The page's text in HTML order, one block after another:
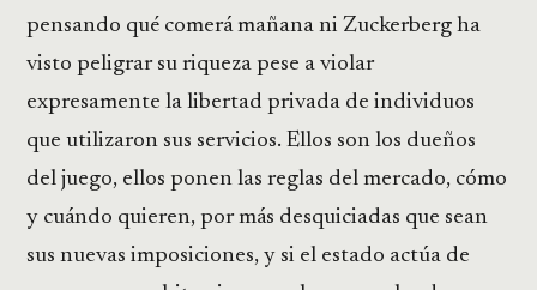
pensando qué comerá mañana ni Zuckerberg ha
visto peligrar su riqueza pese a violar
expresamente la libertad privada de individuos
que utilizaron sus servicios. Ellos son los dueños
del juego, ellos ponen las reglas del mercado, cómo
y cuándo quieren, por más desquiciadas que sean
sus nuevas imposiciones, y si el estado actúa de